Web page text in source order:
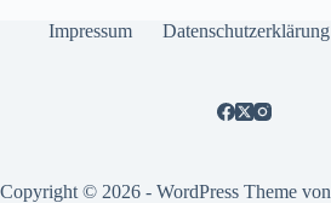
Impressum Datenschutzerklärung
Copyright © 2026 - WordPress Theme von